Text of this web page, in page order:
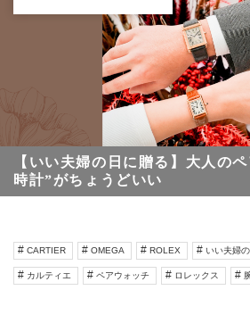
【いい夫婦の日に贈る】大人の
時計”がちょうどいい
CARTIER OMEGA ROLEX いい夫婦の
カルティエ ペアウォッチ ロレックス